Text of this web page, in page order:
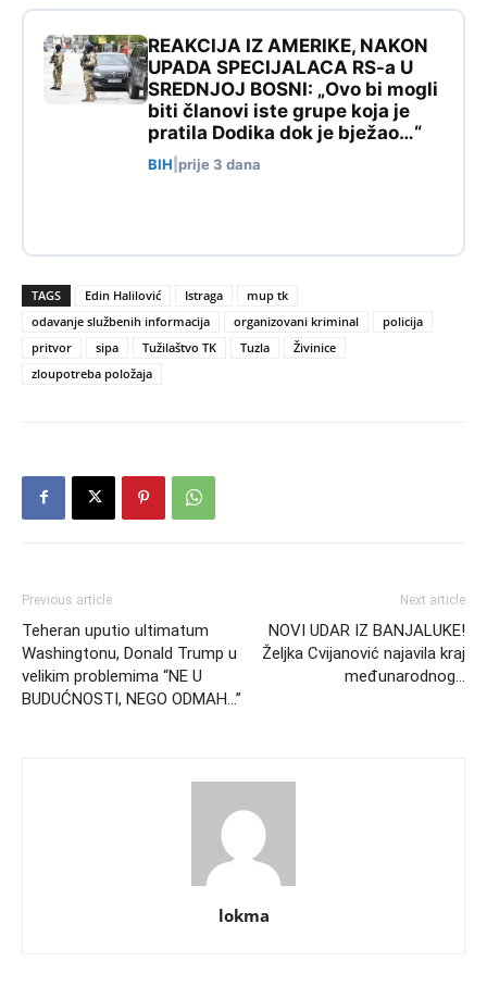
REAKCIJA IZ AMERIKE, NAKON
UPADA SPECIJALACA RS-a U
SREDNJOJ BOSNI: „Ovo bi mogli
biti članovi iste grupe koja je
pratila Dodika dok je bježao…“
BIH prije 3 dana
TAGS Edin Halilović Istraga
mup tk
odavanje službenih informacija
organizovani kriminal
policija
pritvor
sipa Tužilaštvo TK Tuzla
Živinice
zloupotreba položaja
Previous article
Teheran uputio ultimatum
Washingtonu, Donald Trump u
velikim problemima “NE U
BUDUĆNOSTI, NEGO ODMAH…”
Next article
NOVI UDAR IZ BANJALUKE!
Željka Cvijanović najavila kraj
međunarodnog…
lokma